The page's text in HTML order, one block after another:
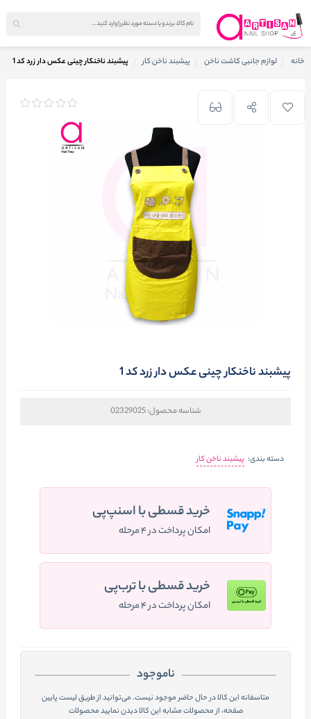
خانه لوازم جانبی کاشت ناخن پیشبند ناخن کار پیشبند ناخنکار چینی عکس دار زرد کد 1
پیشبند ناخنکار چینی عکس دار زرد کد 1
شناسه محصول:02329025
دسته بندی: پیشبند ناخن کار
خرید قسطی با اسنپ‌پی
امکان پرداخت در ۴ مرحله
خرید قسطی با ترب‌پی
امکان پرداخت در ۴ مرحله
ناموجود
متاسفانه این کالا در حال حاضر موجود نیست. می‌توانید از طریق لیست پایین
صفحه، از محصولات مشابه این کالا دیدن نمایید محصولات